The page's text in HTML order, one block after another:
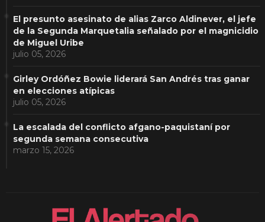
El presunto asesinato de alias Zarco Aldinever, el jefe
de la Segunda Marquetalia señalado por el magnicidio
de Miguel Uribe
julio 05, 2026
Girley Ordóñez Bowie liderará San Andrés tras ganar
en elecciones atípicas
julio 05, 2026
La escalada del conflicto afgano-paquistaní por
segunda semana consecutiva
marzo 15, 2026